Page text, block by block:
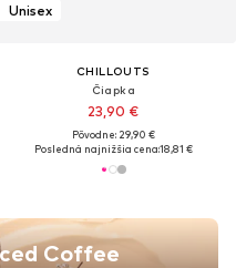
Unisex
CHILLOUTS
Čiapka
23,90 €
Pôvodne: 29,90 €
Posledná najnižšia cena:18,81 €
Coffee